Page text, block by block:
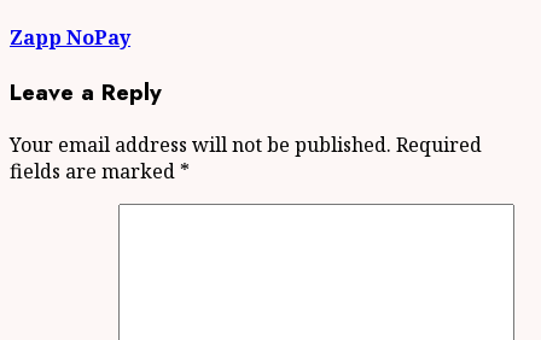
Zapp NoPay
Leave a Reply
Your email address will not be published. Required
fields are marked *